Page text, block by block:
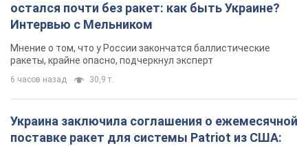
остался почти без ракет: как быть Украине?
Интервью с Мельником
Мнение о том, что у России закончатся баллистические
ракеты, крайне опасно, подчеркнул эксперт
6 часов назад 30,9 т.
Украина заключила соглашения о ежемесячной
поставке ракет для системы Patriot из США: